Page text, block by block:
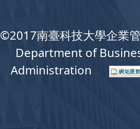
©2017南臺科技大學企業
Department of
Administration